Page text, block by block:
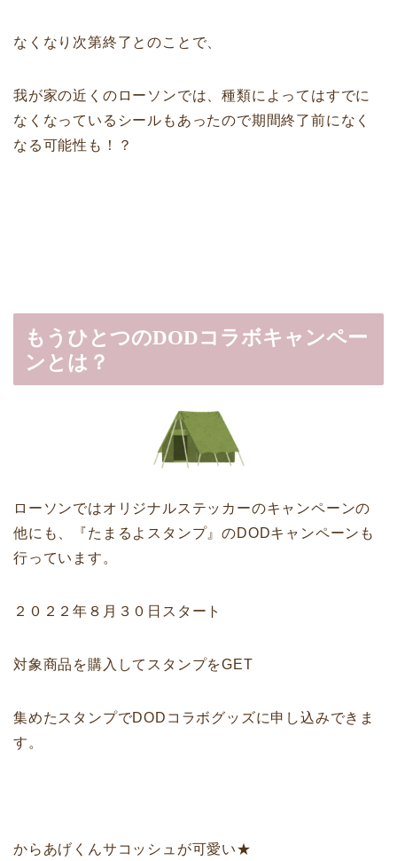
なくなり次第終了とのことで、
我が家の近くのローソンでは、種類によってはすでに
なくなっているシールもあったので期間終了前になく
なる可能性も！？
もうひとつのDODコラボキャンペー
ンとは？
ローソンではオリジナルステッカーのキャンペーンの
他にも、『たまるよスタンプ』のDODキャンペーンも
行っています。
２０２２年８月３０日スタート
対象商品を購入してスタンプをGET
集めたスタンプでDODコラボグッズに申し込みできま
す。
からあげくんサコッシュが可愛い★